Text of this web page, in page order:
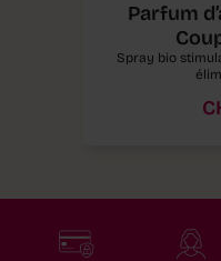
Parfum
Spray bio